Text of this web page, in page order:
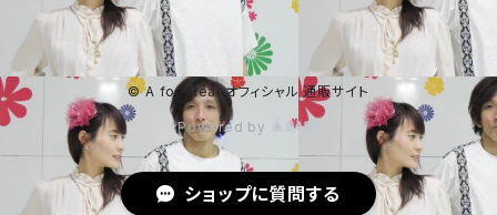
© A for-Real オフィシャル 通販サイト
Powered by
ショップに質問する